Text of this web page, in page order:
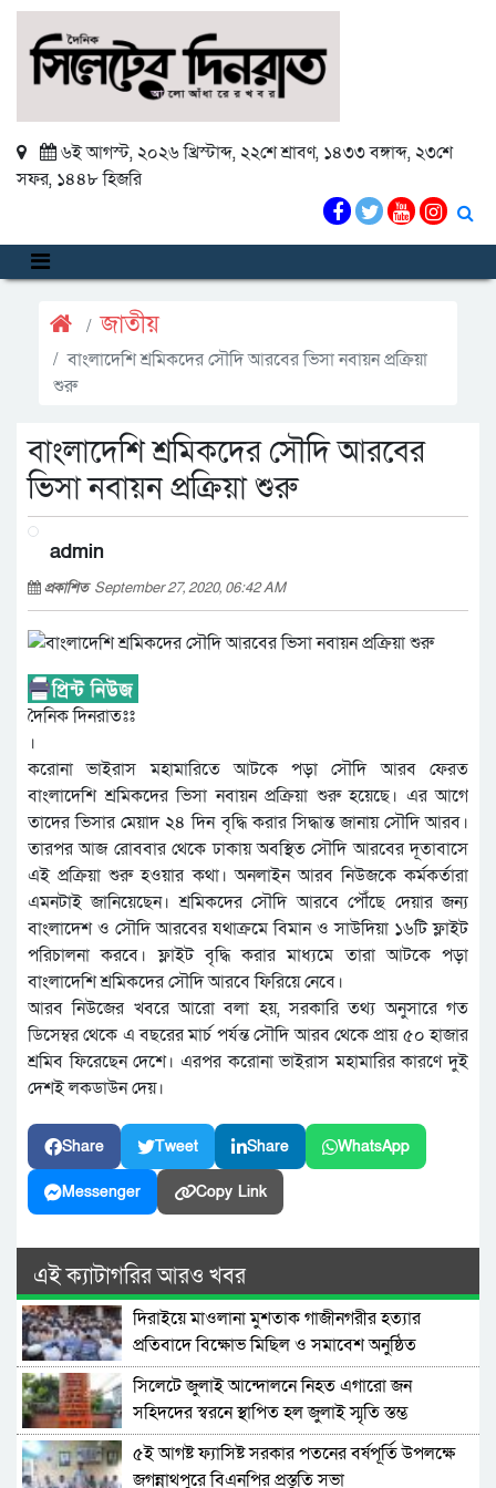
৬ই আগস্ট, ২০২৬ খ্রিস্টাব্দ, ২২শে শ্রাবণ, ১৪৩৩ বঙ্গাব্দ, ২৩শে
সফর, ১৪৪৮ হিজরি
জাতীয়
বাংলাদেশি শ্রমিকদের সৌদি আরবের ভিসা নবায়ন প্রক্রিয়া
শুরু
বাংলাদেশি শ্রমিকদের সৌদি আরবের
ভিসা নবায়ন প্রক্রিয়া শুরু
admin
প্রকাশিত September 27, 2020, 06:42 AM
দৈনিক দিনরাতঃঃ
।
করোনা ভাইরাস মহামারিতে আটকে পড়া সৌদি আরব ফেরত
বাংলাদেশি শ্রমিকদের ভিসা নবায়ন প্রক্রিয়া শুরু হয়েছে। এর আগে
তাদের ভিসার মেয়াদ ২৪ দিন বৃদ্ধি করার সিদ্ধান্ত জানায় সৌদি আরব।
তারপর আজ রোববার থেকে ঢাকায় অবস্থিত সৌদি আরবের দূতাবাসে
এই প্রক্রিয়া শুরু হওয়ার কথা। অনলাইন আরব নিউজকে কর্মকর্তারা
এমনটাই জানিয়েছেন। শ্রমিকদের সৌদি আরবে পৌঁছে দেয়ার জন্য
বাংলাদেশ ও সৌদি আরবের যথাক্রমে বিমান ও সাউদিয়া ১৬টি ফ্লাইট
পরিচালনা করবে। ফ্লাইট বৃদ্ধি করার মাধ্যমে তারা আটকে পড়া
বাংলাদেশি শ্রমিকদের সৌদি আরবে ফিরিয়ে নেবে।
আরব নিউজের খবরে আরো বলা হয়, সরকারি তথ্য অনুসারে গত
ডিসেম্বর থেকে এ বছরের মার্চ পর্যন্ত সৌদি আরব থেকে প্রায় ৫০ হাজার
শ্রমিব ফিরেছেন দেশে। এরপর করোনা ভাইরাস মহামারির কারণে দুই
দেশই লকডাউন দেয়।
Share Tweet Share WhatsApp
Messenger Copy Link
এই ক্যাটাগরির আরও খবর
দিরাইয়ে মাওলানা মুশতাক গাজীনগরীর হত্যার
প্রতিবাদে বিক্ষোভ মিছিল ও সমাবেশ অনুষ্ঠিত
সিলেটে জুলাই আন্দোলনে নিহত এগারো জন
সহিদদের স্বরনে স্থাপিত হল জুলাই স্মৃতি স্তম্ভ
৫ই আগষ্ট ফ্যাসিষ্ট সরকার পতনের বর্ষপূর্তি উপলক্ষে
জগন্নাথপুরে বিএনপির প্রস্তুতি সভা